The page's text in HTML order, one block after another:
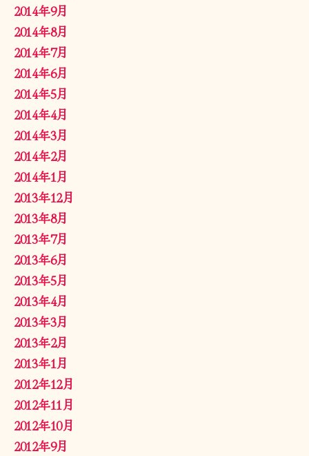
2014年9月
2014年8月
2014年7月
2014年6月
2014年5月
2014年4月
2014年3月
2014年2月
2014年1月
2013年12月
2013年8月
2013年7月
2013年6月
2013年5月
2013年4月
2013年3月
2013年2月
2013年1月
2012年12月
2012年11月
2012年10月
2012年9月